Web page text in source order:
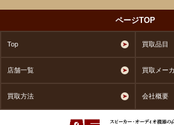
ページTOP
Top 買取品目
店舗一覧 買取メー
買取方法 会社概要